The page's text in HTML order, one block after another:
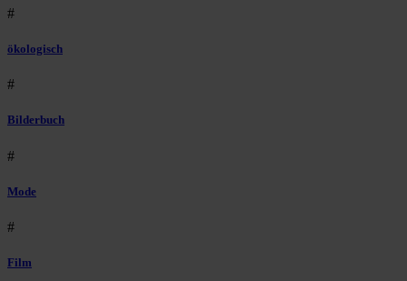
#
ökologisch
#
Bilderbuch
#
Mode
#
Film